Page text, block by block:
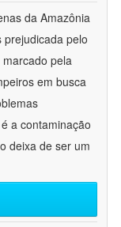
da Amazônia
pelo
pela
em busca
a contaminação
deixa de ser um